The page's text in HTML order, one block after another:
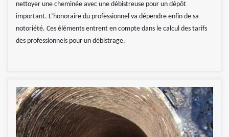
nettoyer une cheminée avec une débistreuse pour un dépôt
important. L’honoraire du professionnel va dépendre enfin de sa
notoriété. Ces éléments entrent en compte dans le calcul des tarifs
des professionnels pour un débistrage.